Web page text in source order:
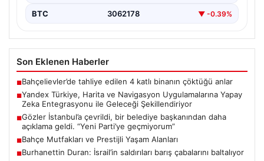
BTC 3062178 ▼ -0.39%
Son Eklenen Haberler
■Bahçelievler’de tahliye edilen 4 katlı binanın çöktüğü anlar
■Yandex Türkiye, Harita ve Navigasyon Uygulamalarına Yapay
Zeka Entegrasyonu ile Geleceği Şekillendiriyor
■Gözler İstanbul’a çevrildi, bir belediye başkanından daha
açıklama geldi. “Yeni Parti’ye geçmiyorum”
■Bahçe Mutfakları ve Prestijli Yaşam Alanları
■Burhanettin Duran: İsrail’in saldırıları barış çabalarını baltalıyor